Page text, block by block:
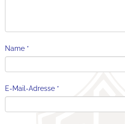
Name *
E-Mail-Adresse *